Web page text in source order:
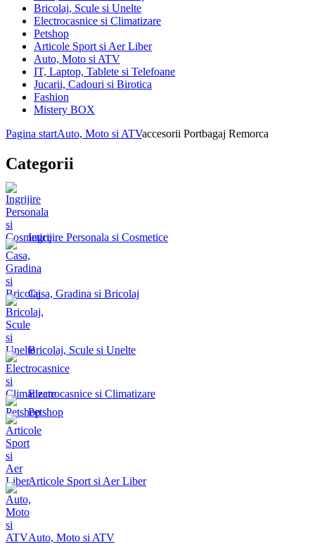
Bricolaj, Scule si Unelte
Electrocasnice si Climatizare
Petshop
Articole Sport si Aer Liber
Auto, Moto si ATV
IT, Laptop, Tablete si Telefoane
Jucarii, Cadouri si Birotica
Fashion
Mistery BOX
Pagina startAuto, Moto si ATVaccesorii Portbagaj Remorca
Categorii
Ingrijire Personala si Cosmetice
Casa, Gradina si Bricolaj
Bricolaj, Scule si Unelte
Electrocasnice si Climatizare
Petshop
Articole Sport si Aer Liber
Auto, Moto si ATV